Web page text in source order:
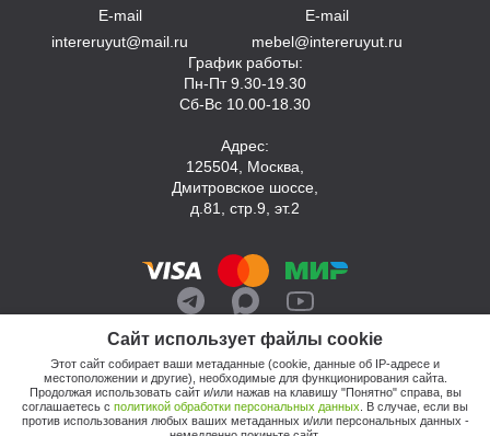
Сайт использует файлы cookie
Этот сайт собирает ваши метаданные (cookie, данные об IP-адресе и
местоположении и другие), необходимые для функционирования сайта.
Продолжая использовать сайт и/или нажав на клавишу "Понятно" справа, вы
соглашаетесь с политикой обработки персональных данных . В случае, если вы
против использования любых ваших метаданных и/или персональных данных -
E-mail
intereruyut@mail.ru
E-mail
mebel@intereruyut.ru
График работы:
Пн-Пт 9.30-19.30
Сб-Вс 10.00-18.30
Адрес:
125504, Москва,
Дмитровское шоссе,
д.81, стр.9, эт.2
© 2026, Компания «Интерьер Уют»